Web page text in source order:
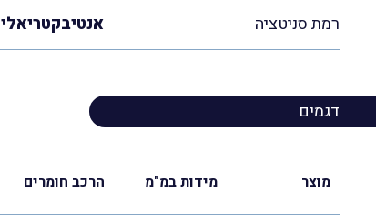
רמת סניטציה אנטיבקטריאלי
דגמים
מוצר מידות במ"מ הרכב חומרים